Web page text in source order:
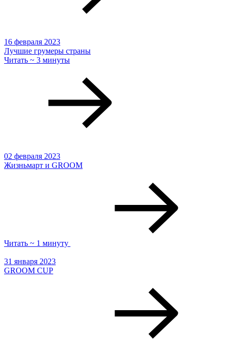
16 февраля 2023
Лучшие грумеры страны
Читать ~ 3 минуты
02 февраля 2023
Жизньмарт и GROOM
Читать ~ 1 минуту
31 января 2023
GROOM CUP